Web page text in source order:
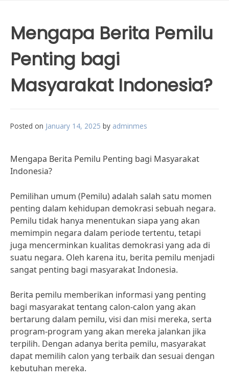
Mengapa Berita Pemilu
Penting bagi
Masyarakat Indonesia?
Posted on January 14, 2025 by adminmes
Mengapa Berita Pemilu Penting bagi Masyarakat
Indonesia?
Pemilihan umum (Pemilu) adalah salah satu momen
penting dalam kehidupan demokrasi sebuah negara.
Pemilu tidak hanya menentukan siapa yang akan
memimpin negara dalam periode tertentu, tetapi
juga mencerminkan kualitas demokrasi yang ada di
suatu negara. Oleh karena itu, berita pemilu menjadi
sangat penting bagi masyarakat Indonesia.
Berita pemilu memberikan informasi yang penting
bagi masyarakat tentang calon-calon yang akan
bertarung dalam pemilu, visi dan misi mereka, serta
program-program yang akan mereka jalankan jika
terpilih. Dengan adanya berita pemilu, masyarakat
dapat memilih calon yang terbaik dan sesuai dengan
kebutuhan mereka.